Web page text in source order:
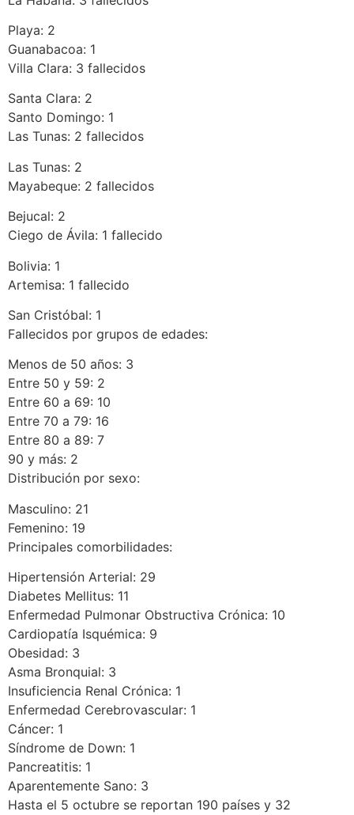
Playa: 2
Guanabacoa: 1
Villa Clara: 3 fallecidos
Santa Clara: 2
Santo Domingo: 1
Las Tunas: 2 fallecidos
Las Tunas: 2
Mayabeque: 2 fallecidos
Bejucal: 2
Ciego de Ávila: 1 fallecido
Bolivia: 1
Artemisa: 1 fallecido
San Cristóbal: 1
Fallecidos por grupos de edades:
Menos de 50 años: 3
Entre 50 y 59: 2
Entre 60 a 69: 10
Entre 70 a 79: 16
Entre 80 a 89: 7
90 y más: 2
Distribución por sexo:
Masculino: 21
Femenino: 19
Principales comorbilidades:
Hipertensión Arterial: 29
Diabetes Mellitus: 11
Enfermedad Pulmonar Obstructiva Crónica: 10
Cardiopatía Isquémica: 9
Obesidad: 3
Asma Bronquial: 3
Insuficiencia Renal Crónica: 1
Enfermedad Cerebrovascular: 1
Cáncer: 1
Síndrome de Down: 1
Pancreatitis: 1
Aparentemente Sano: 3
Hasta el 5 octubre se reportan 190 países y 32